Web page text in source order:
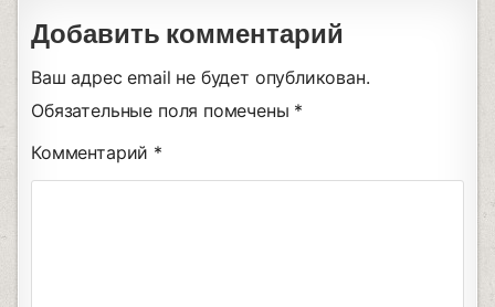
Добавить комментарий
Ваш адрес email не будет опубликован.
Обязательные поля помечены *
Комментарий *